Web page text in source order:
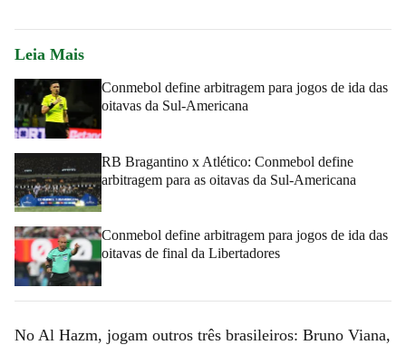
Leia Mais
Conmebol define arbitragem para jogos de ida das
oitavas da Sul-Americana
RB Bragantino x Atlético: Conmebol define
arbitragem para as oitavas da Sul-Americana
Conmebol define arbitragem para jogos de ida das
oitavas de final da Libertadores
No Al Hazm, jogam outros três brasileiros: Bruno Viana,